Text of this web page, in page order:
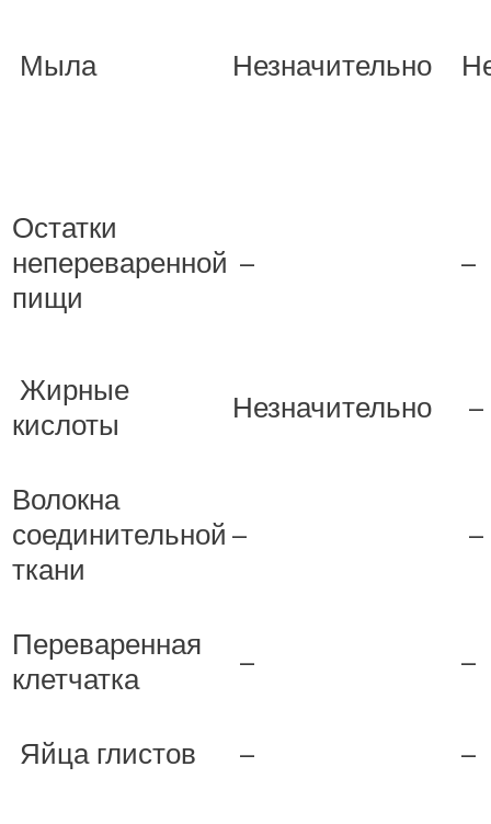
Мыла Незначительно
Остатки
непереваренной
пищи
– –
Жирные
кислоты
Незначительно –
Волокна
соединительной
ткани
– –
Переваренная
клетчатка
– –
Яйца глистов – –